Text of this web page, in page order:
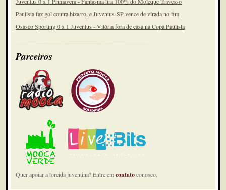
Paulista faz gol contra bizarro, e Juventus-SP vence de virada no fim
Osasco Sporting 0 x 1 Juventus - Vitória fora de casa na Copa Paulista
Parceiros
Quer apoiar a torcida juventina? Entre emcontatoconosco.